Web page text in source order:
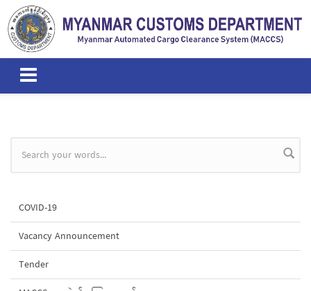
Skip to main content
Search form
COVID-19
Vacancy Announcement
Tender